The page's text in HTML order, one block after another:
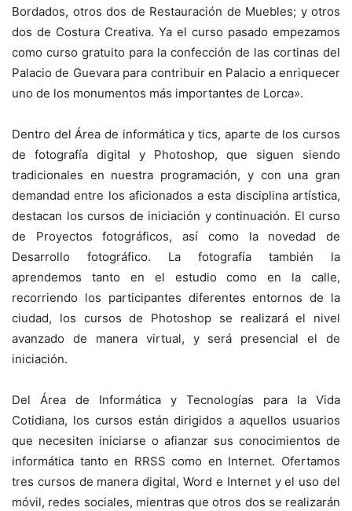
Bordados, otros dos de Restauración de Muebles; y otros
dos de Costura Creativa. Ya el curso pasado empezamos
como curso gratuito para la confección de las cortinas del
Palacio de Guevara para contribuir en Palacio a enriquecer
uno de los monumentos más importantes de Lorca».
Dentro del Área de informática y tics, aparte de los cursos
de fotografía digital y Photoshop, que siguen siendo
tradicionales en nuestra programación, y con una gran
demandad entre los aficionados a esta disciplina artística,
destacan los cursos de iniciación y continuación. El curso
de Proyectos fotográficos, así como la novedad de
Desarrollo fotográfico. La fotografía también la
aprendemos tanto en el estudio como en la calle,
recorriendo los participantes diferentes entornos de la
ciudad, los cursos de Photoshop se realizará el nivel
avanzado de manera virtual, y será presencial el de
iniciación.
Del Área de Informática y Tecnologías para la Vida
Cotidiana, los cursos están dirigidos a aquellos usuarios
que necesiten iniciarse o afianzar sus conocimientos de
informática tanto en RRSS como en Internet. Ofertamos
tres cursos de manera digital, Word e Internet y el uso del
móvil, redes sociales, mientras que otros dos se realizarán